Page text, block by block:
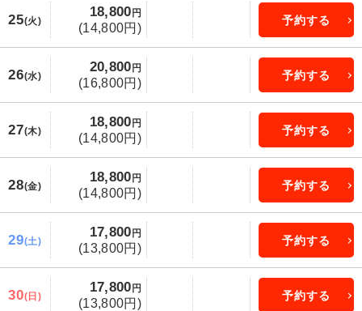
25(火)
18,800 円
(14,800円)
予約する
26(水)
20,800 円
(16,800円)
予約する
27(木)
18,800 円
(14,800円)
予約する
28(金)
18,800 円
(14,800円)
予約する
29(土)
17,800 円
(13,800円)
予約する
30(日)
17,800 円
(13,800円)
予約する